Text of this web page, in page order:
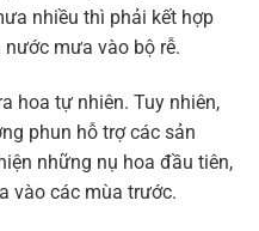
nhiều thì phải kết hợp
mưa vào bộ rễ.
hoa tự nhiên. Tuy nhiên,
phun hỗ trợ các sản
những nụ hoa đầu tiên,
vào các mùa trước.